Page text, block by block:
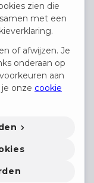
zien die
met een
of afwijzen. Je
onderaan op
aan
onze cookie